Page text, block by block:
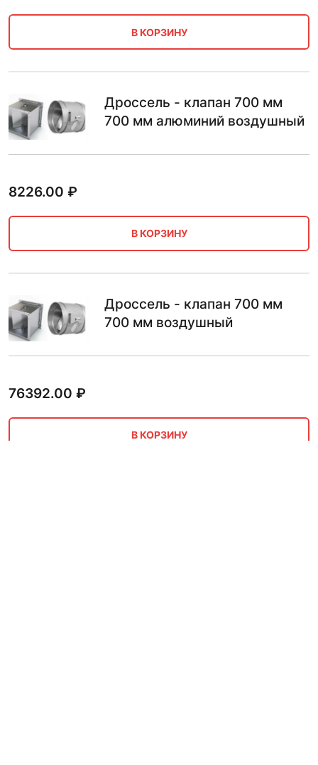
В КОРЗИНУ
Дроссель - клапан 700 мм
700 мм алюминий воздушный
8226.00 ₽
В КОРЗИНУ
Дроссель - клапан 700 мм
700 мм воздушный
76392.00 ₽
В КОРЗИНУ